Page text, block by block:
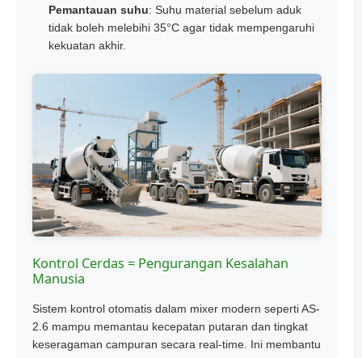
Pemantauan suhu: Suhu material sebelum aduk
tidak boleh melebihi 35°C agar tidak mempengaruhi
kekuatan akhir.
Kontrol Cerdas = Pengurangan Kesalahan
Manusia
Sistem kontrol otomatis dalam mixer modern seperti AS-
2.6 mampu memantau kecepatan putaran dan tingkat
keseragaman campuran secara real-time. Ini membantu